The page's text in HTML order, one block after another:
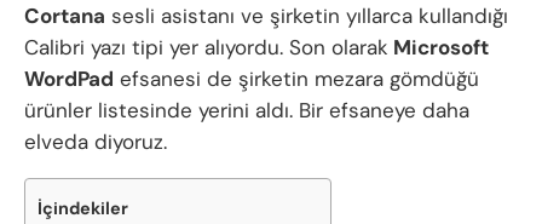
Cortana sesli asistanı ve şirketin yıllarca kullandığı
Calibri yazı tipi yer alıyordu. Son olarak Microsoft
WordPad efsanesi de şirketin mezara gömdüğü
ürünler listesinde yerini aldı. Bir efsaneye daha
elveda diyoruz.
İçindekiler